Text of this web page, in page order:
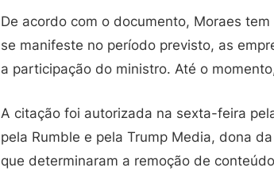
De acordo com o documento, Moraes tem
se manifeste no período previsto, as
a participação do ministro. Até o
A citação foi autorizada na sexta-feira
pela Rumble e pela Trump Media, dona
que determinaram a remoção de